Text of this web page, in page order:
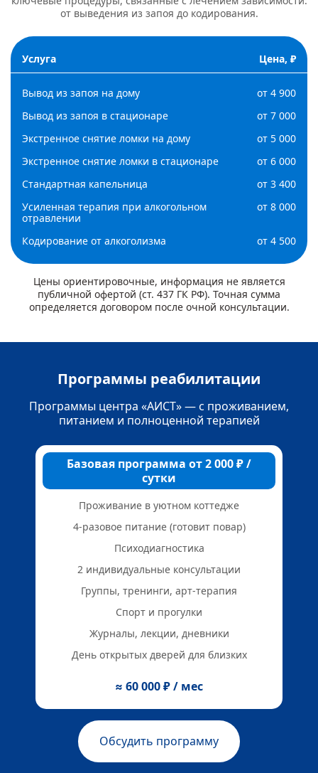
от выведения из запоя до кодирования.
Услуга Цена, ₽
Вывод из запоя на дому
от 4 900
Вывод из запоя в стационаре
от 7 000
Экстренное снятие ломки на дому
от 5 000
Экстренное снятие ломки в стационаре
от 6 000
Стандартная капельница
от 3 400
Усиленная терапия при алкогольном
отравлении
от 8 000
Кодирование от алкоголизма от 4 500
Цены ориентировочные, информация не является
публичной офертой (ст. 437 ГК РФ). Точная сумма
определяется договором после очной консультации.
Программы реабилитации
Программы центра «АИСТ» — с проживанием,
питанием и полноценной терапией
Базовая программа от 2 000 ₽ /
сутки
Проживание в уютном коттедже
4-разовое питание (готовит повар)
Психодиагностика
2 индивидуальные консультации
Группы, тренинги, арт-терапия
Спорт и прогулки
Журналы, лекции, дневники
День открытых дверей для близких
≈ 60 000 ₽ / мес
Обсудить программу